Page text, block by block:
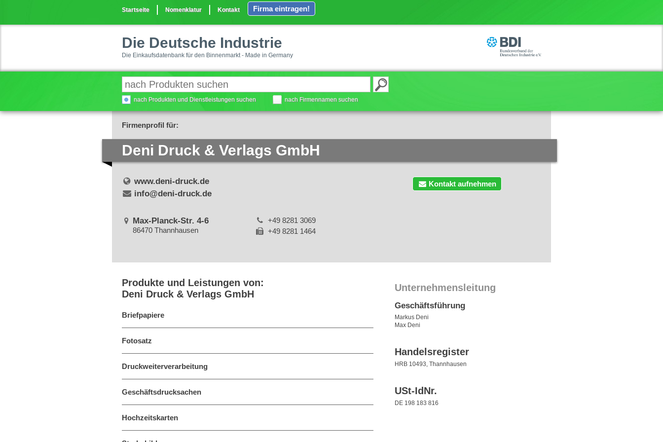
Startseite Nomenklatur Kontakt Firma eintragen!
Die Deutsche Industrie
Die Einkaufsdatenbank für den Binnenmarkt - Made in Germany
nach Produkten und Dienstleistungen suchen nach Firmennamen suchen
Firmenprofil für:
Deni Druck & Verlags GmbH
Kontakt aufnehmen
www.deni-druck.de
info@deni-druck.de
Max-Planck-Str. 4-6
86470 Thannhausen
+49 8281 3069
+49 8281 1464
Produkte und Leistungen von:
Deni Druck & Verlags GmbH
Briefpapiere
Fotosatz
Druckweiterverarbeitung
Geschäftsdrucksachen
Hochzeitskarten
Unternehmensleitung
Geschäftsführung
Markus Deni
Max Deni
Handelsregister
HRB 10493, Thannhausen
USt-IdNr.
DE 198 183 816